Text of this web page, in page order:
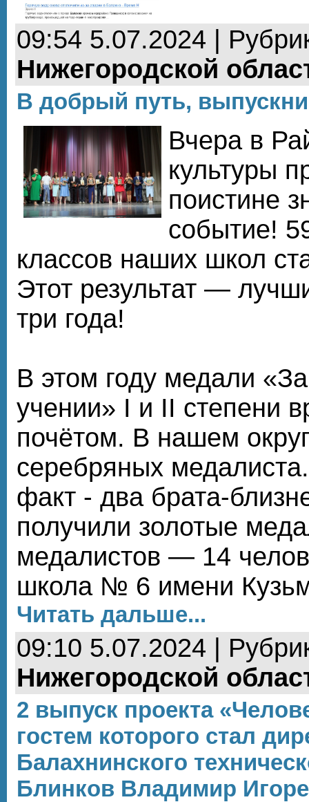
09:54 5.07.2024 |
Нижегородской
В добрый путь,
Вчера в
культуры
поистине
событие!
классов наших школ
Этот результат —
три года!
В этом году медали
учении» I и II степени
почётом. В нашем
серебряных
факт - два брата-
получили золотые
медалистов — 14
школа № 6 имени
Читать дальше...
09:10 5.07.2024 |
Нижегородской
2 выпуск проекта
гостем которого стал
Балахнинского
Блинков Владимир